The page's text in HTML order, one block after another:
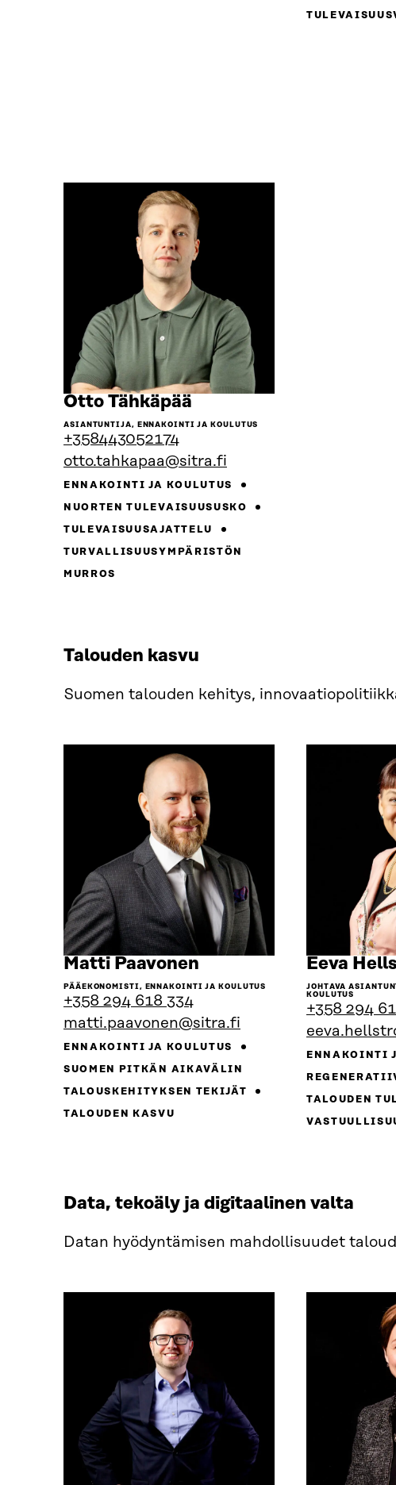
Otto Tähkäpää
henkilön
ASIANTUNTIJA, ENNAKOINTI JA KOULUTUS
+358443052174
otto.tahkapaa@sitra.fi
ENNAKOINTI JA KOULUTUS
NUORTEN TULEVAISUUSUSKO
TULEVAISUUSAJATTELU
TURVALLISUUSYMPÄRISTÖN
MURROS
Talouden kasvu
Suomen talouden kehitys,
Matti Paavonen
henkilön
PÄÄEKONOMISTI, ENNAKOINTI JA KOULUTUS
+358 294 618 334
matti.paavonen@sitra.fi
ENNAKOINTI JA KOULUTUS
SUOMEN PITKÄN AIKAVÄLIN
TALOUSKEHITYKSEN TEKIJÄT
TALOUDEN KASVU
Eeva
JOHTAVA
KOULUTUS
+358 294
ENNAKOINTI
TALOUDEN
Data, tekoäly ja digitaalinen valta
Datan hyödyntämisen mahdollisuudet